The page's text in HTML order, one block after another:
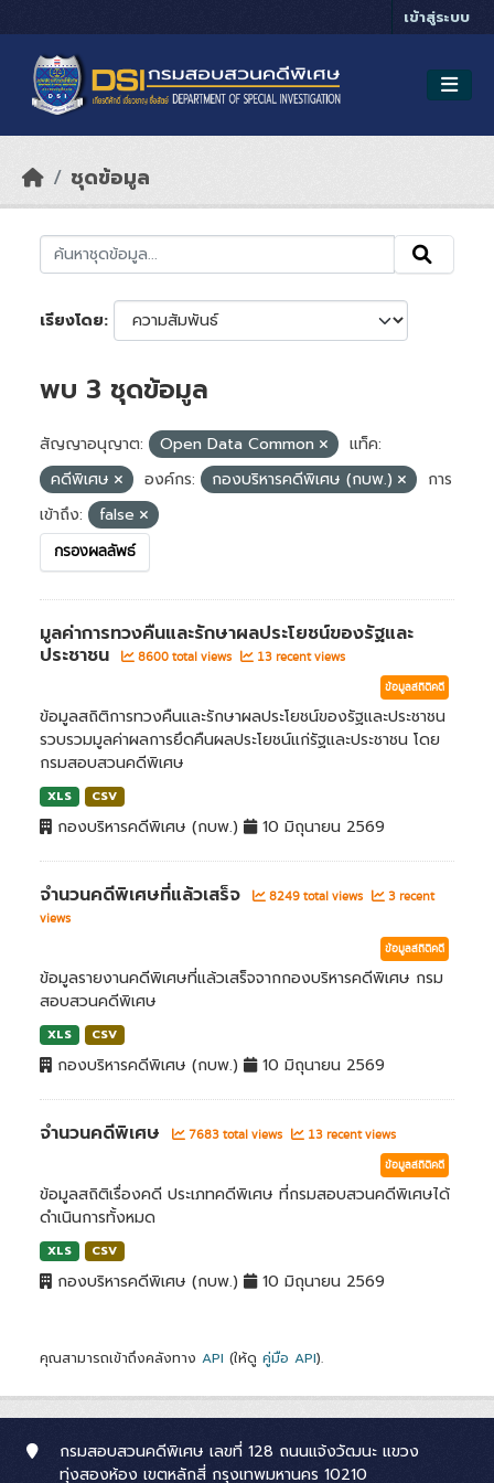
เข้าสู่ระบบ
ชุดข้อมูล
เรียงโดย
พบ 3 ชุดข้อมูล
สัญญาอนุญาต: Open Data Common
แท็ค:
คดีพิเศษ
องค์กร: กองบริหารคดีพิเศษ (กบพ.)
การ
เข้าถึง:
false
กรองผลลัพธ์
มูลค่าการทวงคืนและรักษาผลประโยชน์ของรัฐและ
ประชาชน
8600 total views 13 recent views
ข้อมูลสถิติคดี
ข้อมูลสถิติการทวงคืนและรักษาผลประโยชน์ของรัฐและประชาชน
รวบรวมมูลค่าผลการยึดคืนผลประโยชน์แก่รัฐและประชาชน โดย
กรมสอบสวนคดีพิเศษ
XLS CSV
กองบริหารคดีพิเศษ (กบพ.) 10 มิถุนายน 2569
จำนวนคดีพิเศษที่แล้วเสร็จ 8249 total views
3 recent
views
ข้อมูลสถิติคดี
ข้อมูลรายงานคดีพิเศษที่แล้วเสร็จจากกองบริหารคดีพิเศษ กรม
สอบสวนคดีพิเศษ
XLS CSV
กองบริหารคดีพิเศษ (กบพ.) 10 มิถุนายน 2569
จำนวนคดีพิเศษ 7683 total views 13 recent views
ข้อมูลสถิติคดี
ข้อมูลสถิติเรื่องคดี ประเภทคดีพิเศษ ที่กรมสอบสวนคดีพิเศษได้
ดำเนินการทั้งหมด
XLS CSV
กองบริหารคดีพิเศษ (กบพ.) 10 มิถุนายน 2569
คุณสามารถเข้าถึงคลังทาง API (ให้ดู คู่มือ API).
กรมสอบสวนคดีพิเศษ เลขที่ 128 ถนนแจ้งวัฒนะ แขวง
ทุ่งสองห้อง เขตหลักสี่ กรุงเทพมหานคร 10210